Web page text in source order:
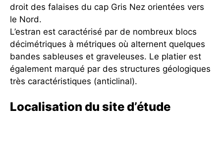
droit des falaises du cap Gris Nez orientées vers
le Nord.
L’estran est caractérisé par de nombreux blocs
décimétriques à métriques où alternent quelques
bandes sableuses et graveleuses. Le platier est
également marqué par des structures géologiques
très caractéristiques (anticlinal).
Localisation du site d’étude